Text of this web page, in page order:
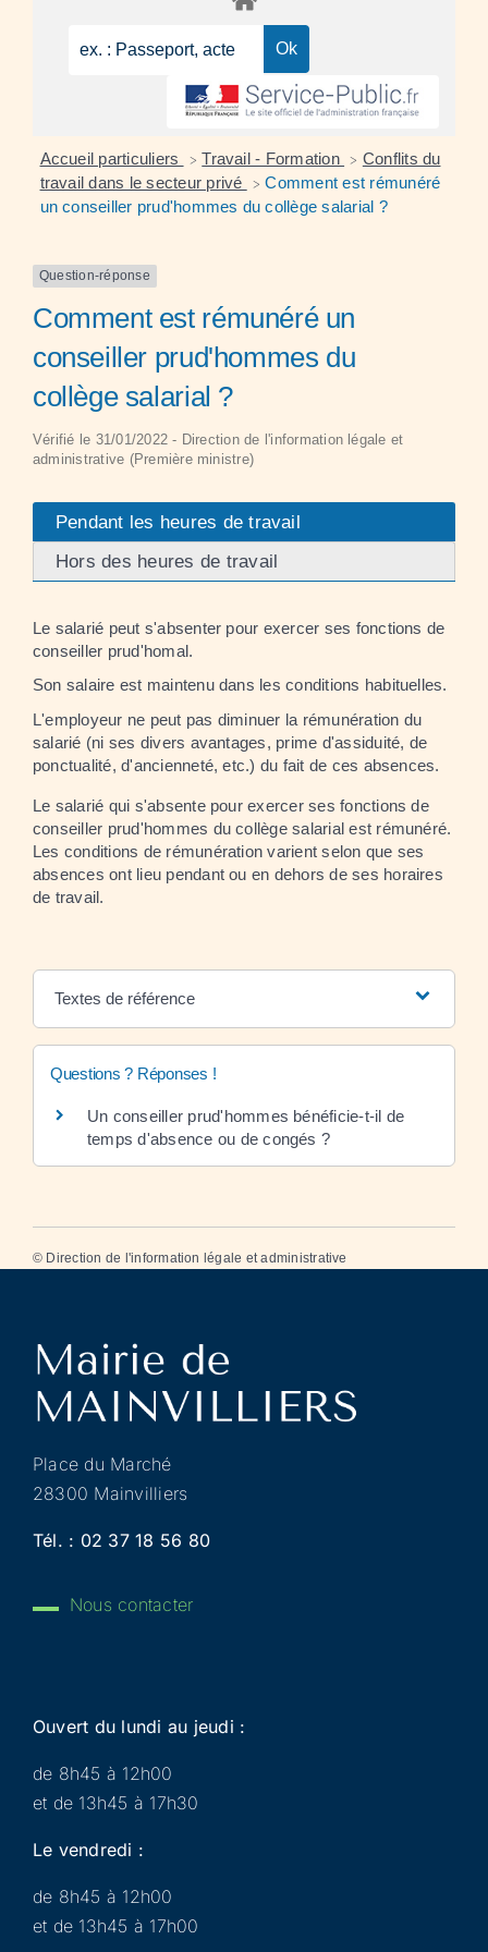
Accueil particuliers > Travail - Formation > Conflits du
travail dans le secteur privé
> Comment est rémunéré
un conseiller prud'hommes du collège salarial ?
Question-réponse
Comment est rémunéré un
conseiller prud'hommes du
collège salarial ?
Vérifié le 31/01/2022 - Direction de l'information légale et
administrative (Première ministre)
Pendant les heures de travail
Hors des heures de travail
Le salarié peut s'absenter pour exercer ses fonctions de
conseiller prud'homal.
Son salaire est maintenu dans les conditions habituelles.
L'employeur ne peut pas diminuer la rémunération du
salarié (ni ses divers avantages, prime d'assiduité, de
ponctualité, d'ancienneté, etc.) du fait de ces absences.
Le salarié qui s'absente pour exercer ses fonctions de
conseiller prud'hommes du collège salarial est rémunéré.
Les conditions de rémunération varient selon que ses
absences ont lieu pendant ou en dehors de ses horaires
de travail.
Textes de référence
Questions ? Réponses !
Un conseiller prud'hommes bénéficie-t-il de
temps d'absence ou de congés ?
© Direction de l'information légale et administrative
Place du Marché
28300 Mainvilliers
Tél. : 02 37 18 56 80
Nous contacter
Ouvert du lundi au jeudi :
de 8h45 à 12h00
et de 13h45 à 17h30
Le vendredi :
de 8h45 à 12h00
et de 13h45 à 17h00